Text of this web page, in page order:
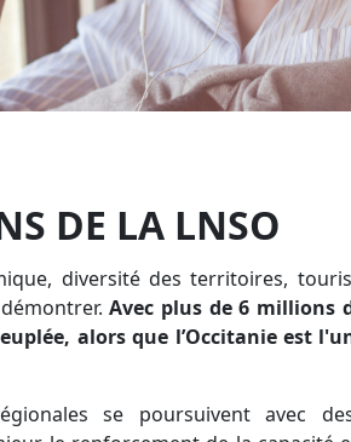
DE LA LNSO
diversité des territoires,
Avec plus de 6 millions
alors que l’Occitanie est
se poursuivent avec